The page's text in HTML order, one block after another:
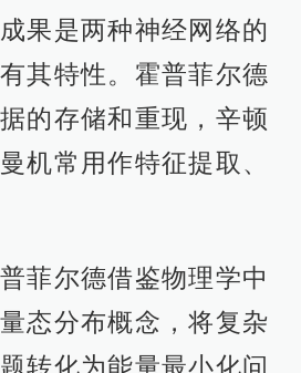
果是两种神经网络的
其特性。霍普菲尔德
的存储和重现，辛顿
机常用作特征提取、
菲尔德借鉴物理学中
态分布概念，将复杂
转化为能量最小化问